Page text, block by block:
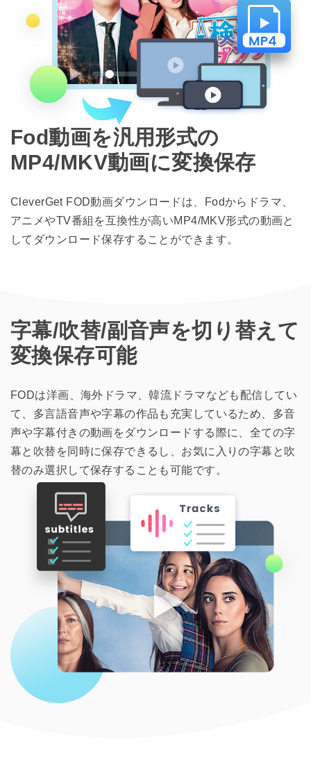
Fod動画を汎用形式の
MP4/MKV動画に変換保存
CleverGet FOD動画ダウンロードは、Fodからドラマ、
アニメやTV番組を互換性が高いMP4/MKV形式の動画と
してダウンロード保存することができます。
字幕/吹替/副音声を切り替えて
変換保存可能
FODは洋画、海外ドラマ、韓流ドラマなども配信してい
て、多言語音声や字幕の作品も充実しているため、多音
声や字幕付きの動画をダウンロードする際に、全ての字
幕と吹替を同時に保存できるし、お気に入りの字幕と吹
替のみ選択して保存することも可能です。